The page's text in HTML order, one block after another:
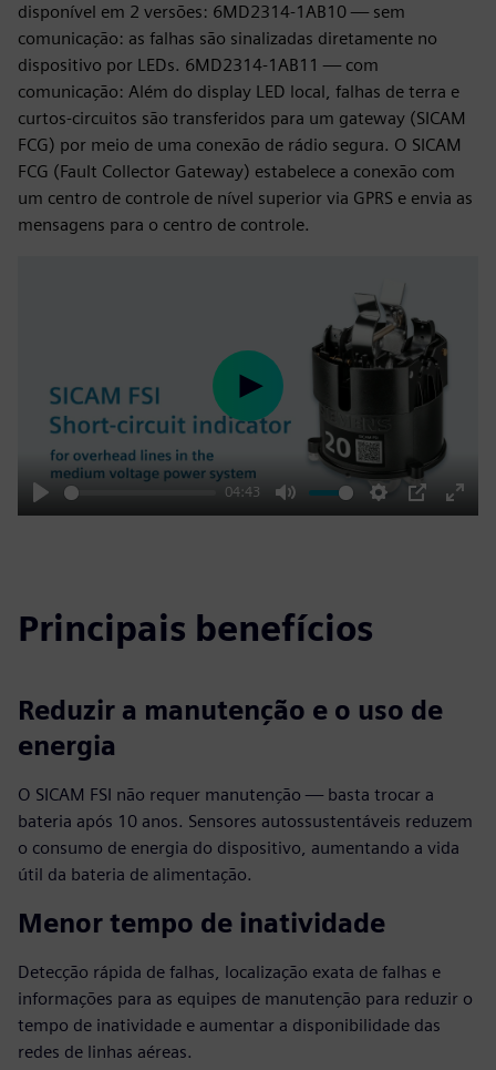
disponível em 2 versões: 6MD2314-1AB10 — sem
comunicação: as falhas são sinalizadas diretamente no
dispositivo por LEDs. 6MD2314-1AB11 — com
comunicação: Além do display LED local, falhas de terra e
curtos-circuitos são transferidos para um gateway (SICAM
FCG) por meio de uma conexão de rádio segura. O SICAM
FCG (Fault Collector Gateway) estabelece a conexão com
um centro de controle de nível superior via GPRS e envia as
mensagens para o centro de controle.
Play
04:43
Mute Settings
PIP
Enter
Play
Principais benefícios
Reduzir a manutenção e o uso de
energia
O SICAM FSI não requer manutenção — basta trocar a
bateria após 10 anos. Sensores autossustentáveis reduzem
o consumo de energia do dispositivo, aumentando a vida
útil da bateria de alimentação.
Menor tempo de inatividade
Detecção rápida de falhas, localização exata de falhas e
informações para as equipes de manutenção para reduzir o
tempo de inatividade e aumentar a disponibilidade das
redes de linhas aéreas.